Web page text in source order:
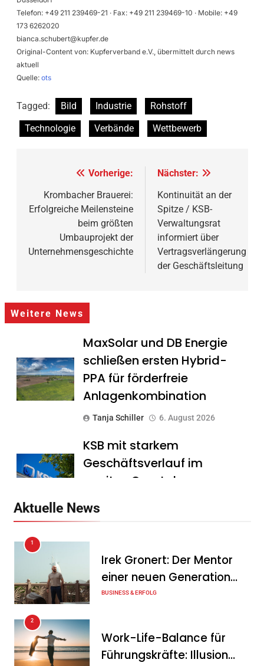
Telefon: +49 211 239469-21 · Fax: +49 211 239469-10 · Mobile: +49
173 6262020
bianca.schubert@kupfer.de
Original-Content von: Kupferverband e.V., übermittelt durch news
aktuell
Quelle: ots
Tagged: Bild Industrie
Rohstoff
Technologie
Verbände Wettbewerb
Beitragsnavigation
Vorherige:
Krombacher Brauerei:
Erfolgreiche Meilensteine
beim größten
Umbauprojekt der
Unternehmensgeschichte
Nächster:
Kontinuität an der
Spitze / KSB-
Verwaltungsrat
informiert über
Vertragsverlängerung
der Geschäftsleitung
Weitere News
MaxSolar und DB Energie
schließen ersten Hybrid-
PPA für förderfreie
Anlagenkombination
Tanja Schiller 6. August 2026
KSB mit starkem
Geschäftsverlauf im
zweiten Quartal
zum wichtigsten Baustein
der Energiewende werden
Ohne Daten keine
Verteidigungsfähigkeit:
Aktuelle News
1
Irek Gronert: Der Mentor
einer neuen Generation
von Unternehmern
BUSINESS & ERFOLG
2
Work-Life-Balance für
Führungskräfte: Illusion